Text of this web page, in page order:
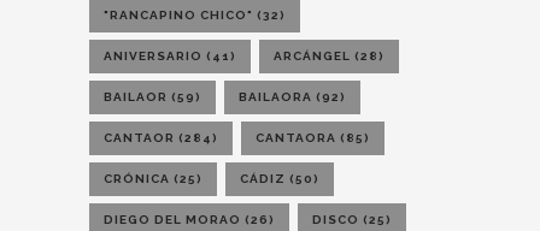
"RANCAPINO CHICO" (32)
ANIVERSARIO (41) ARCÁNGEL (28)
BAILAOR (59) BAILAORA (92)
CANTAOR (284) CANTAORA (85)
CRÓNICA (25) CÁDIZ (50)
DIEGO DEL MORAO (26) DISCO (25)